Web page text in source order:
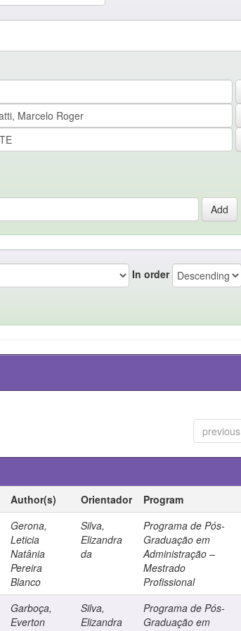
In order
previous
Author(s) Orientador Program
Gerona,
Leticia
Natânia
Pereira
Blanco
Silva,
Elizandra
da
Programa de Pós-
Graduação em
Administração –
Mestrado
Profissional
Garboça,
Everton
Silva,
Elizandra
Programa de Pós-
Graduação em